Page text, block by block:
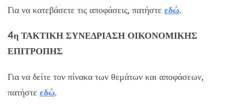
Για να κατεβάσετε τις αποφάσεις, πατήστε εδώ.
4η ΤΑΚΤΙΚΗ ΣΥΝΕΔΡΙΑΣΗ ΟΙΚΟΝΟΜΙΚΗΣ
ΕΠΙΤΡΟΠΗΣ
Για να δείτε τον πίνακα των θεμάτων και αποφάσεων,
πατήστε εδώ.